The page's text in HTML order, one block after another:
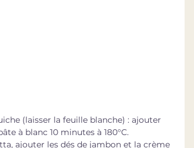
(laisser la feuille blanche) : ajouter
à blanc 10 minutes à 180°C.
ajouter les dés de jambon et la crème